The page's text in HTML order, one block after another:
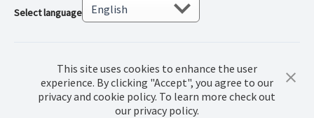
© 2022 Norwex Baltic SIA, Visas autortiesības aizsargātas
Select language
This site uses cookies to enhance the user
experience. By clicking "Accept", you agree to our
privacy and cookie policy. To learn more check out
our privacy policy.